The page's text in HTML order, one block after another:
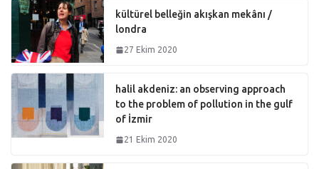
kültürel belleğin akışkan mekânı /
londra
27 Ekim 2020
halil akdeniz: an observing approach
to the problem of pollution in the gulf
of İzmir
21 Ekim 2020